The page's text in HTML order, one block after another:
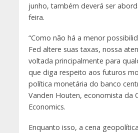
junho, também deverá ser
feira.
“Como não há a menor
Fed altere suas taxas, nossa
voltada principalmente para
que diga respeito aos futuros
política monetária do banco
Vanden Houten, economista da
Economics.
Enquanto isso, a cena